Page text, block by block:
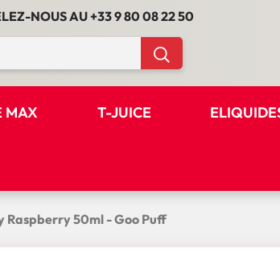
NOUS AU+33 9 80 08 22 50
MAX T-JUICE
Raspberry 50ml - Goo Puff